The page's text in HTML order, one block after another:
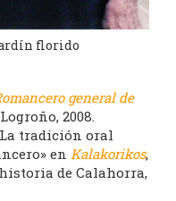
florido
general de
2008.
tradición oral
en Kalakorikos,
de Calahorra,